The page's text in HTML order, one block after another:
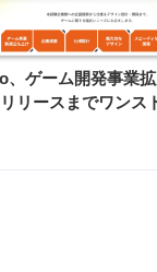
、ゲーム開発事業
リースまでワンス